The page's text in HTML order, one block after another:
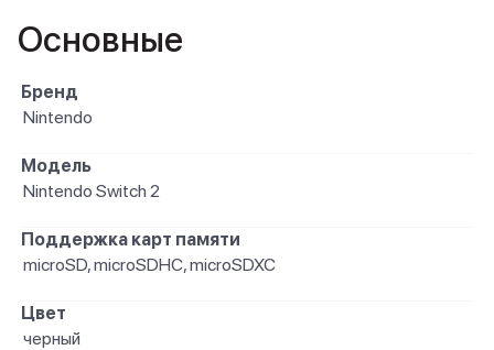
Основные
Бренд
Nintendo
Модель
Nintendo Switch 2
Поддержка карт памяти
microSD, microSDHC, microSDXC
Цвет
черный